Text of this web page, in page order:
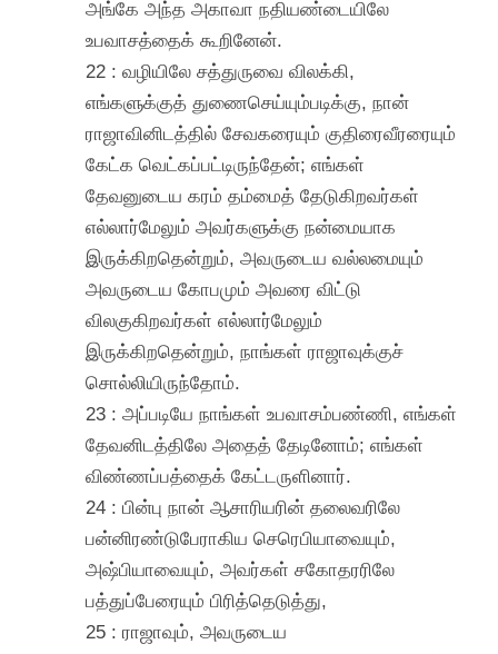
அங்கே அந்த அகாவா நதியண்டையிலே
உபவாசத்தைக் கூறினேன்.
22 : வழியிலே சத்துருவை விலக்கி,
எங்களுக்குத் துணைசெய்யும்படிக்கு, நான்
ராஜாவினிடத்தில் சேவகரையும் குதிரைவீரரையும்
கேட்க வெட்கப்பட்டிருந்தேன்; எங்கள்
தேவனுடைய கரம் தம்மைத் தேடுகிறவர்கள்
எல்லார்மேலும் அவர்களுக்கு நன்மையாக
இருக்கிறதென்றும், அவருடைய வல்லமையும்
அவருடைய கோபமும் அவரை விட்டு
விலகுகிறவர்கள் எல்லார்மேலும்
இருக்கிறதென்றும், நாங்கள் ராஜாவுக்குச்
சொல்லியிருந்தோம்.
23 : அப்படியே நாங்கள் உபவாசம்பண்ணி, எங்கள்
தேவனிடத்திலே அதைத் தேடினோம்; எங்கள்
விண்ணப்பத்தைக் கேட்டருளினார்.
24 : பின்பு நான் ஆசாரியரின் தலைவரிலே
பன்னிரண்டுபேராகிய செரெபியாவையும்,
அஷ்பியாவையும், அவர்கள் சகோதரரிலே
பத்துப்பேரையும் பிரித்தெடுத்து,
25 : ராஜாவும், அவருடைய